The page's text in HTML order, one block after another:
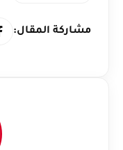
مشاركة المقال: